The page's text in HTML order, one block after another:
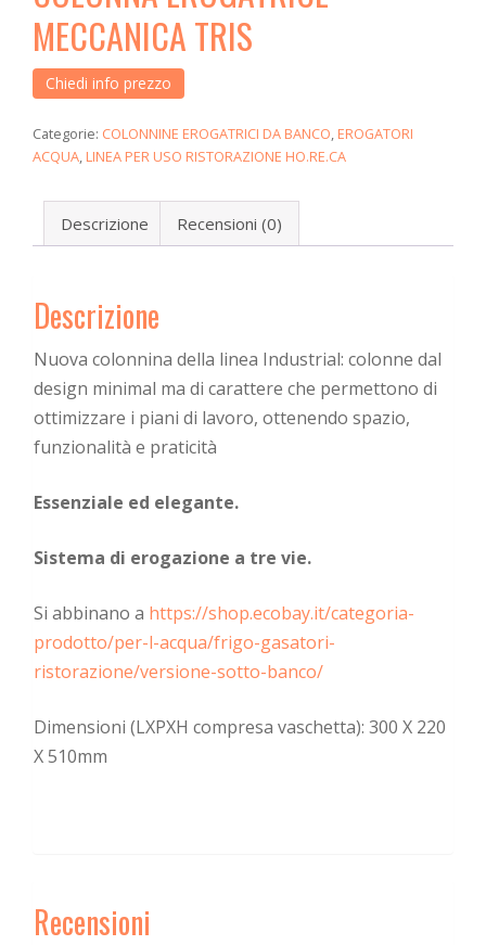
MECCANICA TRIS
Chiedi info prezzo
Categorie: COLONNINE EROGATRICI DA BANCO, EROGATORI
ACQUA, LINEA PER USO RISTORAZIONE HO.RE.CA
Descrizione Recensioni (0)
Descrizione
Nuova colonnina della linea Industrial: colonne dal
design minimal ma di carattere che permettono di
ottimizzare i piani di lavoro, ottenendo spazio,
funzionalità e praticità
Essenziale ed elegante.
Sistema di erogazione a tre vie.
Si abbinano a https://shop.ecobay.it/categoria-
prodotto/per-l-acqua/frigo-gasatori-
ristorazione/versione-sotto-banco/
Dimensioni (LXPXH compresa vaschetta): 300 X 220
X 510mm
Recensioni